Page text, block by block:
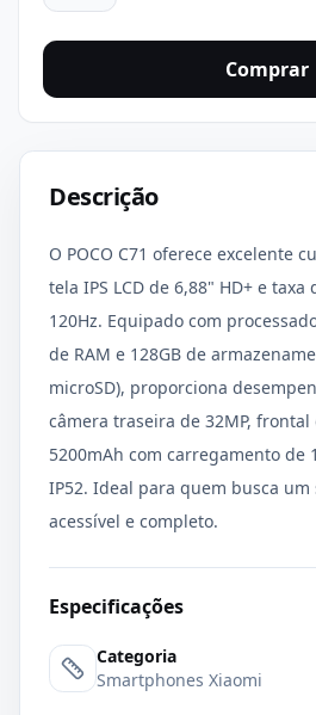
Comprar
Descrição
O POCO C71 oferece excelente
tela IPS LCD de 6,88" HD+ e
120Hz. Equipado com
de RAM e 128GB de
microSD), proporciona
câmera traseira de 32MP, frontal
5200mAh com carregamento de
IP52. Ideal para quem busca
acessível e completo.
Especificações
Categoria
Smartphones Xiaomi